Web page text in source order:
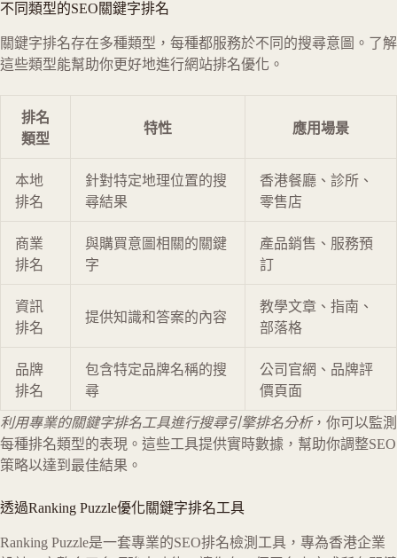
不同類型的SEO關鍵字排名
關鍵字排名存在多種類型，每種都服務於不同的搜尋意圖。了解
這些類型能幫助你更好地進行網站排名優化。
排名
類型
特性 應用場景
本地
排名
針對特定地理位置的搜
尋結果
香港餐廳、診所、
零售店
商業
排名
與購買意圖相關的關鍵
字
產品銷售、服務預
訂
資訊
排名
提供知識和答案的內容
教學文章、指南、
部落格
品牌
排名
包含特定品牌名稱的搜
尋
公司官網、品牌評
價頁面
利用專業的關鍵字排名工具進行搜尋引擎排名分析，你可以監測
每種排名類型的表現。這些工具提供實時數據，幫助你調整SEO
策略以達到最佳結果。
透過Ranking Puzzle優化關鍵字排名工具
Ranking Puzzle是一套專業的SEO排名檢測工具，專為香港企業